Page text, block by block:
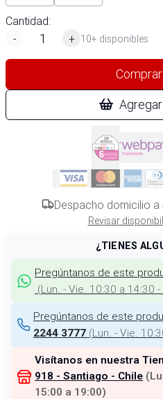
Cantidad:
-
+ 10+ disponibles
Despacho domicilio a
Revisar
¿TIENES
Pregúntanos de este
(Lun. - Vie. 10:30 a 14:30
Pregúntanos de este
2244 3777 (Lun. - Vie.
Visítanos en nuestra
918 - Santiago - Chile (
15:00 a 19:00)